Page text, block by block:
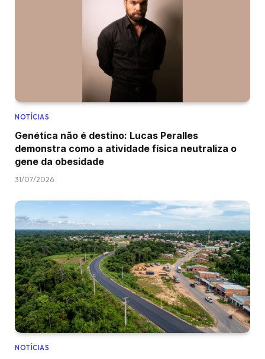
NOTÍCIAS
Genética não é destino: Lucas Peralles
demonstra como a atividade física neutraliza o
gene da obesidade
31/07/2026
NOTÍCIAS